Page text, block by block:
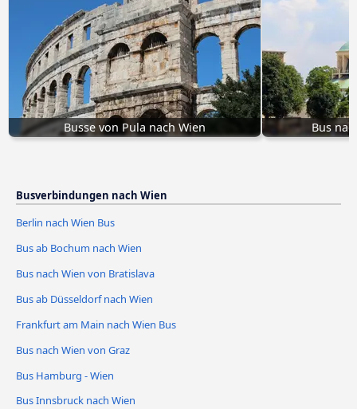
Busse von Pula nach Wien Bus
Busverbindungen nach Wien
Berlin nach Wien Bus
Bus ab Bochum nach Wien
Bus nach Wien von Bratislava
Bus ab Düsseldorf nach Wien
Frankfurt am Main nach Wien Bus
Bus nach Wien von Graz
Bus Hamburg - Wien
Bus Innsbruck nach Wien